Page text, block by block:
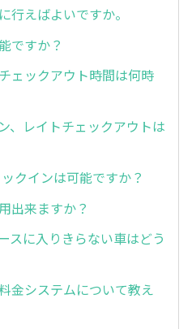
行えばよいですか。
ですか？
ェックアウト時間は何時
、レイトチェックアウトは
クインは可能ですか？
出来ますか？
スに入りきらない車はどう
金システムについて教え